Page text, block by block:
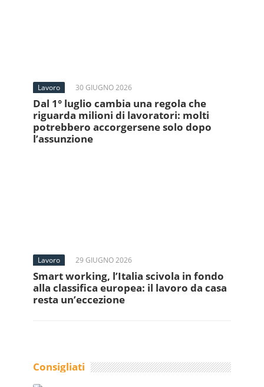
Lavoro 30 GIUGNO 2026
Dal 1° luglio cambia una regola che
riguarda milioni di lavoratori: molti
potrebbero accorgersene solo dopo
l’assunzione
Lavoro 29 GIUGNO 2026
Smart working, l’Italia scivola in fondo
alla classifica europea: il lavoro da casa
resta un’eccezione
Consigliati